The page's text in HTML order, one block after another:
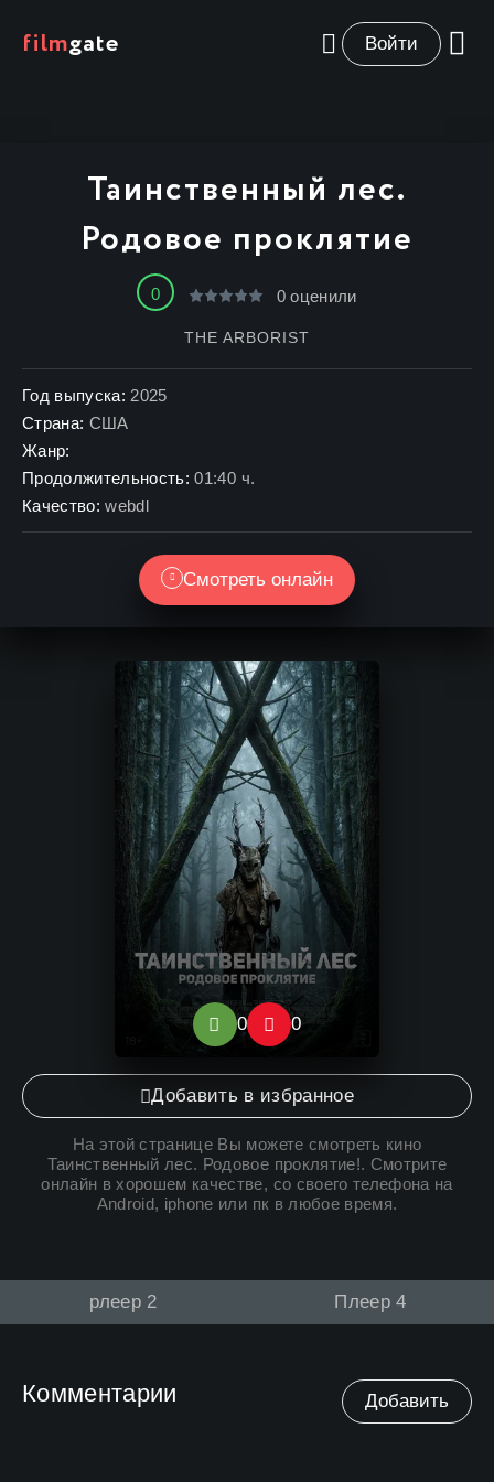
filmgate Войти
Таинственный лес.
Родовое проклятие
0 0оценили
THE ARBORIST
Год выпуска: 2025
Страна: США
Жанр:
Продолжительность: 01:40 ч.
Качество: webdl
Смотреть онлайн
0
0 0
Добавить в избранное
На этой странице Вы можете смотреть кино
Таинственный лес. Родовое проклятие!. Смотрите
онлайн в хорошем качестве, со своего телефона на
Android, iphone или пк в любое время.
рлеер 2 Плеер 4
Комментарии Добавить